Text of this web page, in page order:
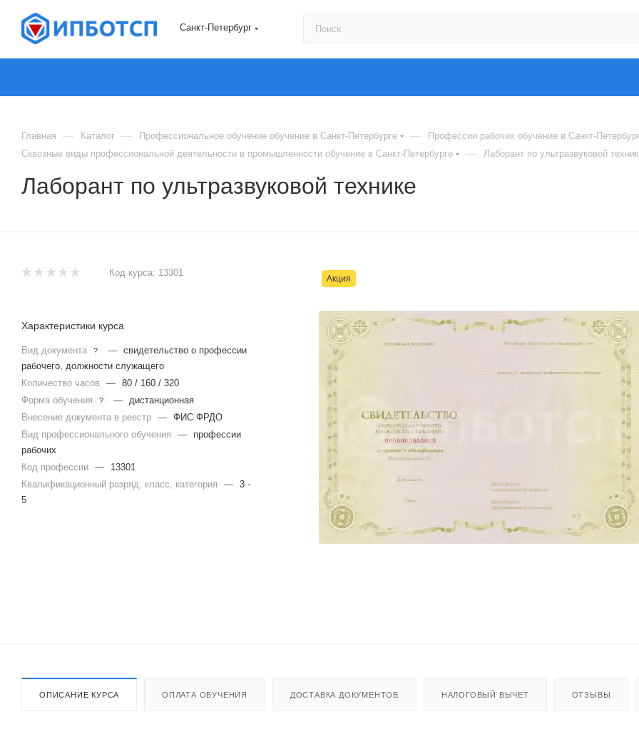
Санкт-Петербург
Главная — Каталог — Профессиональное обучение обучение в Санкт-Петербурге —
Профессии рабочих обучение в Санкт-
Сквозные виды профессиональной деятельности в промышленности обучение в Санкт-Петербурге
— Лаборант по ультразвуковой
Лаборант по ультразвуковой технике
Акция
Код курса: 13301
Характеристики курса
Вид документа ? — свидетельство о профессии
рабочего, должности служащего
Количество часов
— 80 / 160 / 320
Форма обучения
? —
дистанционная
Внесение документа в реестр — ФИС ФРДО
Вид профессионального обучения
—
профессии
рабочих
Код профессии —
13301
Квалификационный разряд, класс, категория
— 3 -
5
ОПИСАНИЕ КУРСА ОПЛАТА ОБУЧЕНИЯ ДОСТАВКА ДОКУМЕНТОВ НАЛОГОВЫЙ ВЫЧЕТ ОТЗЫВЫ